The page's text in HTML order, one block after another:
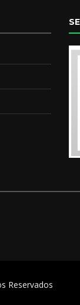
en primaria en
año 1997, me
fue entonces
el ministerio de
al
municipio
una suplencia
femeninas de
contrato para el
al
y
en
Reservados